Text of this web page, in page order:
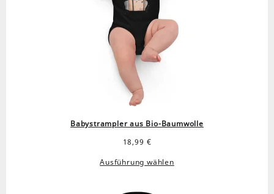
Babystrampler aus Bio-Baumwolle
18,99 €
Ausführung wählen